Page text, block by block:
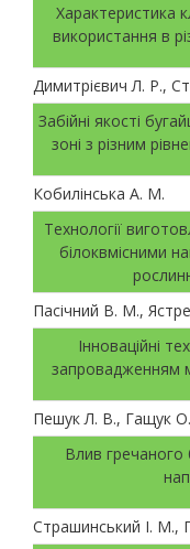
Характеристика
використання в
Димитрієвич Л. Р.,
Забійні якості
зоні з різним
Кобилінська А. М.
Технології
білоквмісними
Пасічний В. М.,
Інноваційні
запровадженням
Пешук Л. В., Гащук
Влив гречаного
Страшинський І. М.,